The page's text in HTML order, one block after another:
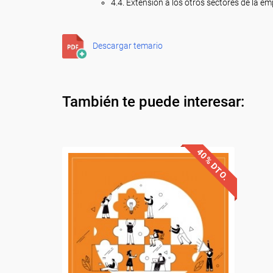
4.4. Extensión a los otros sectores de la
Descargar temario
También te puede interesar:
Descuentos especiales
Sin requisitos de acceso
Diploma.
40% DTO.